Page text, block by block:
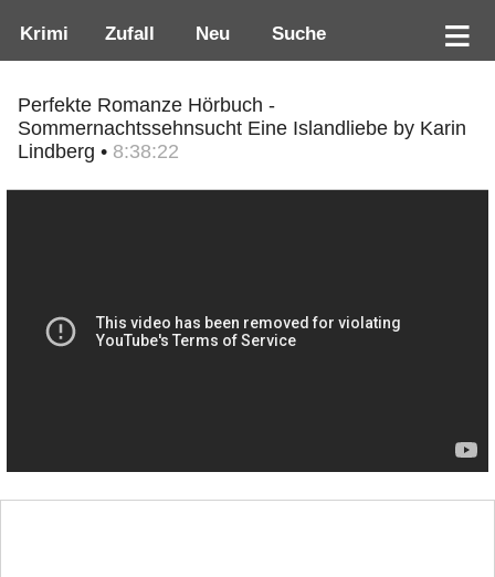
Krimi Zufall Neu Suche
Perfekte Romanze Hörbuch -
Sommernachtssehnsucht Eine Islandliebe by Karin
Lindberg • 8:38:22